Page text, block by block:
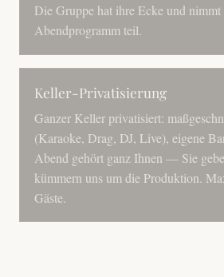
Die Gruppe hat ihre Ecke und nimmt
Abendprogramm teil.
Keller-Privatisierung
Ganzer Keller privatisiert:
(Karaoke, Drag, DJ, Live), eigene
Abend gehört ganz Ihnen — Sie
kümmern uns um die Produktion.
Gäste.